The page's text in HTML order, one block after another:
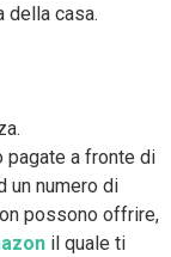
della casa.
pagate a fronte di
un numero di
possono offrire,
il quale ti